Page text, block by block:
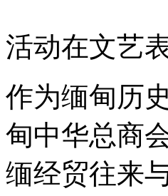
活动在文艺
作为缅甸历
甸中华总商
缅经贸往来